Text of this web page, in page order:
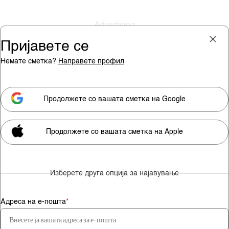
Мора да сте претплатник за
да гледате видео содржини.
Претплатете се
Пријавете се
Немате сметка? Направете профил
Продолжете со вашата сметка на Google
Продолжете со вашата сметка на Apple
Изберете друга опција за најавување
Адреса на е-пошта*